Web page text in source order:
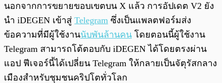
นอกจากการขยายขอบเขตบน X แล้ว การอัปเดต V2 ยัง
นำ iDEGEN เข้าสู่ Telegram ซึ่งเป็นแพลตฟอร์มส่ง
ข้อความที่มีผู้ใช้งานนับพันล้านคน โดยตอนนี้ผู้ใช้งาน
Telegram สามารถโต้ตอบกับ iDEGEN ได้โดยตรงผ่าน
แอป ฟีเจอร์นี้ได้เปลี่ยน Telegram ให้กลายเป็นจัตุรัสกลาง
เมืองสำหรับชุมชนคริปโตทั่วโลก